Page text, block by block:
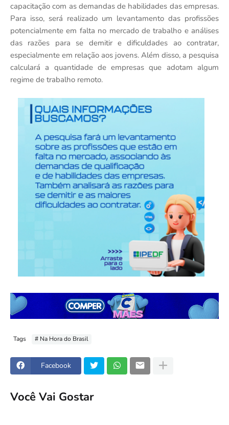
capacitação com as demandas de habilidades das empresas.
Para isso, será realizado um levantamento das profissões
potencialmente em falta no mercado de trabalho e análises
das razões para se demitir e dificuldades ao contratar,
especialmente em relação aos jovens. Além disso, a pesquisa
calculará a quantidade de empresas que adotam algum
regime de trabalho remoto.
Tags # Na Hora do Brasil
Facebook
Você Vai Gostar